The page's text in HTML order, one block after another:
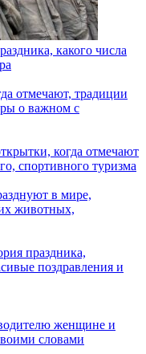
какого числа
отмечают, традиции
о важном с
когда отмечают
спортивного туризма
в мире,
животных,
праздника,
поздравления и
женщине и
словами